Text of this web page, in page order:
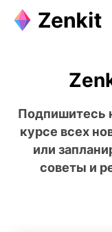
Подпишитесь
курсе всех
или
советы и